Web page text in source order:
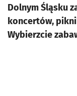
Dolnym Śląsku
koncertów,
Wybierzcie